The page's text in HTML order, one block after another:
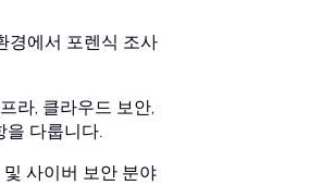
경에서 포렌식 조사
라, 클라우드 보안,
을 다룹니다.
사이버 보안 분야